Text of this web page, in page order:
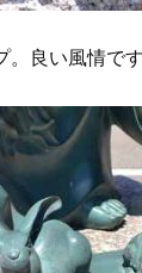
。良い風情で